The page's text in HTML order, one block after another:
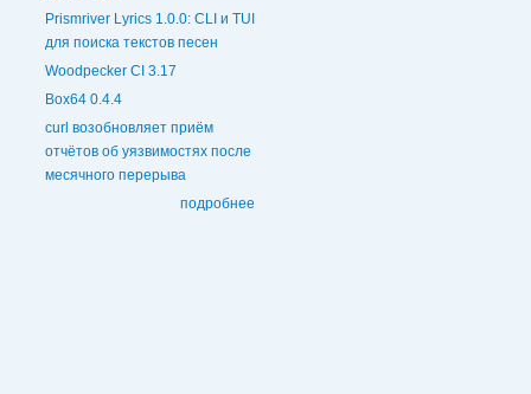
Prismriver Lyrics 1.0.0: CLI и TUI
для поиска текстов песен
Woodpecker CI 3.17
Box64 0.4.4
curl возобновляет приём
отчётов об уязвимостях после
месячного перерыва
подробнее